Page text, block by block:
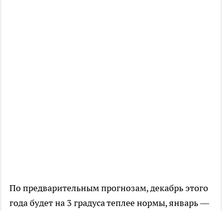
По предварительным прогнозам, декабрь этого
года будет на 3 градуса теплее нормы, январь —